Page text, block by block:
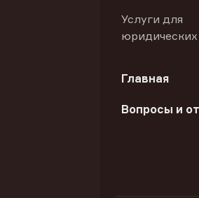
Услуги для
Главная
Вопросы и